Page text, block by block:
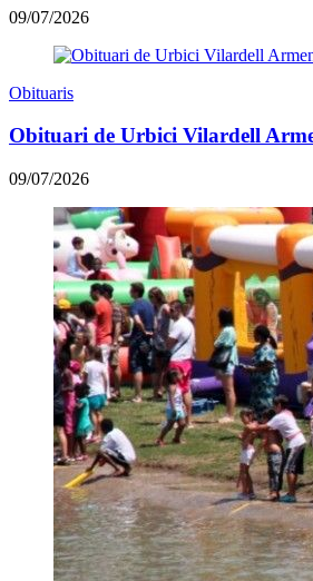
09/07/2026
Obituaris
Obituari de Urbici Vilardell
09/07/2026